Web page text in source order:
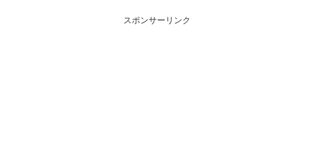
制(注意喚起・申込停止)など、空
売り関連情報を集計し、図解で
喚起・申込停止)など、空売り関
連情報を集計し、図解でわかり
スポンサーリンク